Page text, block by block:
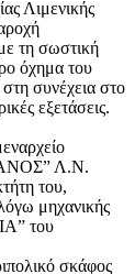
Λιμενικής
τη σωστική
όχημα του
συνέχεια στο
εξετάσεις.
Λ.Ν.
του,
μηχανικής
του
σκάφος